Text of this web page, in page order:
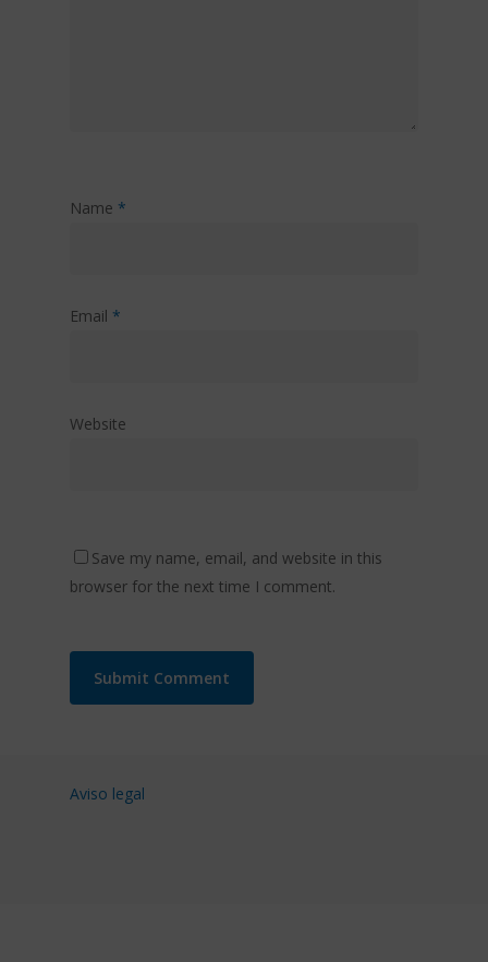
Name *
Email *
Website
Save my name, email, and website in this
browser for the next time I comment.
Aviso legal